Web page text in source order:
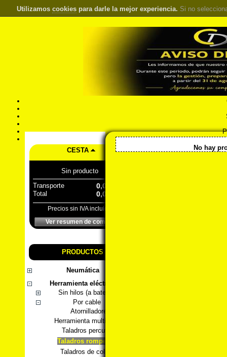
Utilizamos cookies para darle la mejor experiencia. Si no
CESTA
Sin producto
Transporte
0,00 €
Total 0,00 €
Precios sin IVA incluido
Ver resumen de compra
PRODUCTOS
Neumática
Herramienta eléctrica
Sin hilos (a batería)
Por cable
Atornilladores
Herramienta multifunción
Taladros percutores
Taladros rompedores
Taladros de columna
No hay